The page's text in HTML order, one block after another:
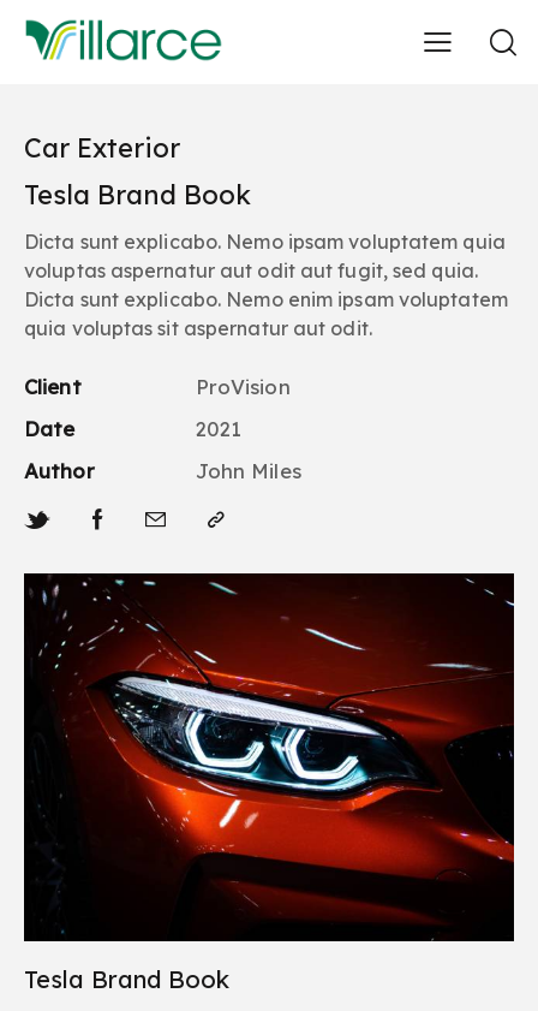
Car Exterior
Tesla Brand Book
Dicta sunt explicabo. Nemo ipsam voluptatem quia
voluptas aspernatur aut odit aut fugit, sed quia.
Dicta sunt explicabo. Nemo enim ipsam voluptatem
quia voluptas sit aspernatur aut odit.
Client
ProVision
Date
2021
Author
John Miles
Tesla Brand Book